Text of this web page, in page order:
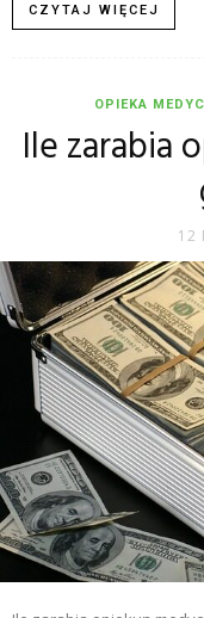
CZYTAJ WIĘCEJ
OPIEKA
Ile zarabia
12